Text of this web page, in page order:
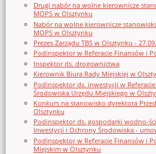
Drugi nabór na wolne kierownicze
MOPS w Olsztynku
Nabór na wolne kierownicze
MOPS w Olsztynku
Prezes Zarządu TBS w Olsztynku -
Podinspektor w Referacie Finansów i
Inspektor ds. drogownictwa
Kierownik Biura Rady Miejskiej w
Podinspektor ds. inwestycji w
Środowiska Urzędu Miejskiego w
Konkurs na stanowisko dyrektora
Olsztynku
Podinspektor ds. gospodarki wodno-
Inwestycji i Ochrony Środowiska -
Podinspektor w Referacie Finansów i
Miejskim w Olsztynku